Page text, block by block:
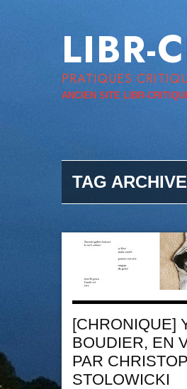
LIBR-
PRATIQUES
ANCIEN SITE LIBR-
TAG
[CHRONIQUE]
BOUDIER, EN
PAR
STOLOWICKI